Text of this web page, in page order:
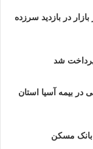
در بازدید سرزده
در بیمه آسیا استان